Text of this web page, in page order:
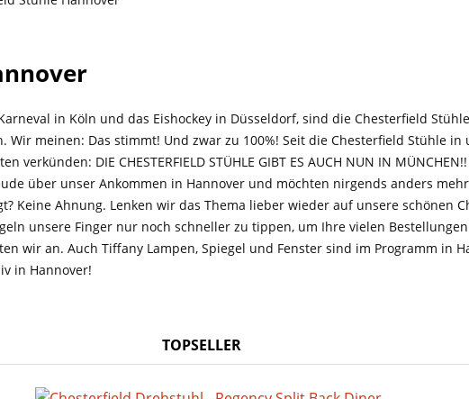
in Köln und das Eishockey in Düsseldorf, sind die Chesterfield
meinen: Das stimmt! Und zwar zu 100%! Seit die Chesterfield Stühle
DIE CHESTERFIELD STÜHLE GIBT ES AUCH NUN IN
über unser Ankommen in Hannover und möchten nirgends anders
Keine Ahnung. Lenken wir das Thema lieber wieder auf unsere schönen
unsere Finger nur noch schneller zu tippen, um Ihre vielen
wir an. Auch Tiffany Lampen, Spiegel und Fenster sind im Programm in
in Hannover!
TOPSELLER